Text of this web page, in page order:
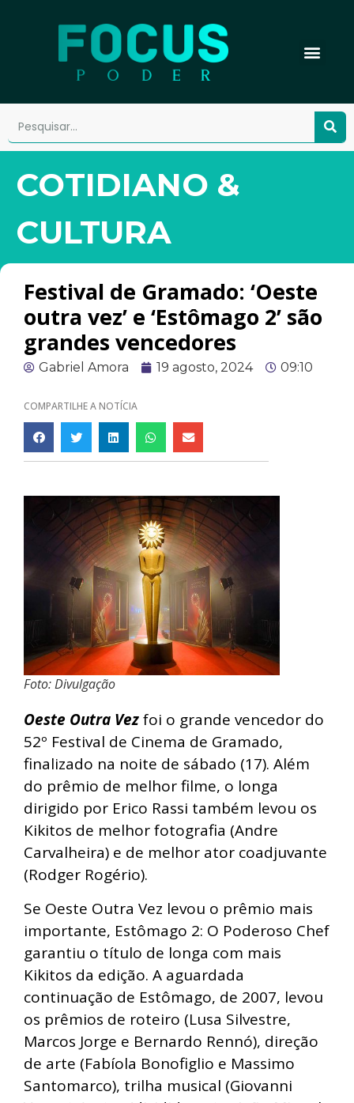
COTIDIANO &
CULTURA
Festival de Gramado: ‘Oeste
outra vez’ e ‘Estômago 2’ são
grandes vencedores
Gabriel Amora 19 agosto, 2024 09:10
COMPARTILHE A NOTÍCIA
Foto: Divulgação
Oeste Outra Vezfoi o grande vencedor do
52º Festival de Cinema de Gramado,
finalizado na noite de sábado (17). Além
do prêmio de melhor filme, o longa
dirigido por Erico Rassi também levou os
Kikitos de melhor fotografia (Andre
Carvalheira) e de melhor ator coadjuvante
(Rodger Rogério).
Se Oeste Outra Vez levou o prêmio mais
importante, Estômago 2: O Poderoso Chef
garantiu o título de longa com mais
Kikitos da edição. A aguardada
continuação de Estômago, de 2007, levou
os prêmios de roteiro (Lusa Silvestre,
Marcos Jorge e Bernardo Rennó), direção
de arte (Fabíola Bonofiglio e Massimo
Santomarco), trilha musical (Giovanni